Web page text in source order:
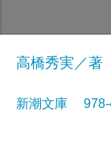
高橋秀実／著
新潮文庫